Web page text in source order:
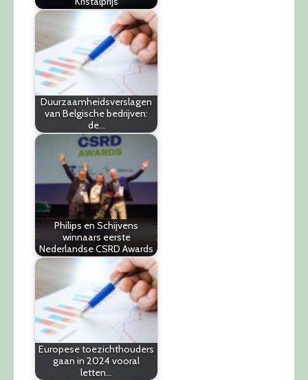
Duurzaamheidsverslagen
van Belgische bedrijven:
de…
Philips en Schijvens
winnaars eerste
Nederlandse CSRD Awards
Europese toezichthouders
gaan in 2024 vooral
letten…